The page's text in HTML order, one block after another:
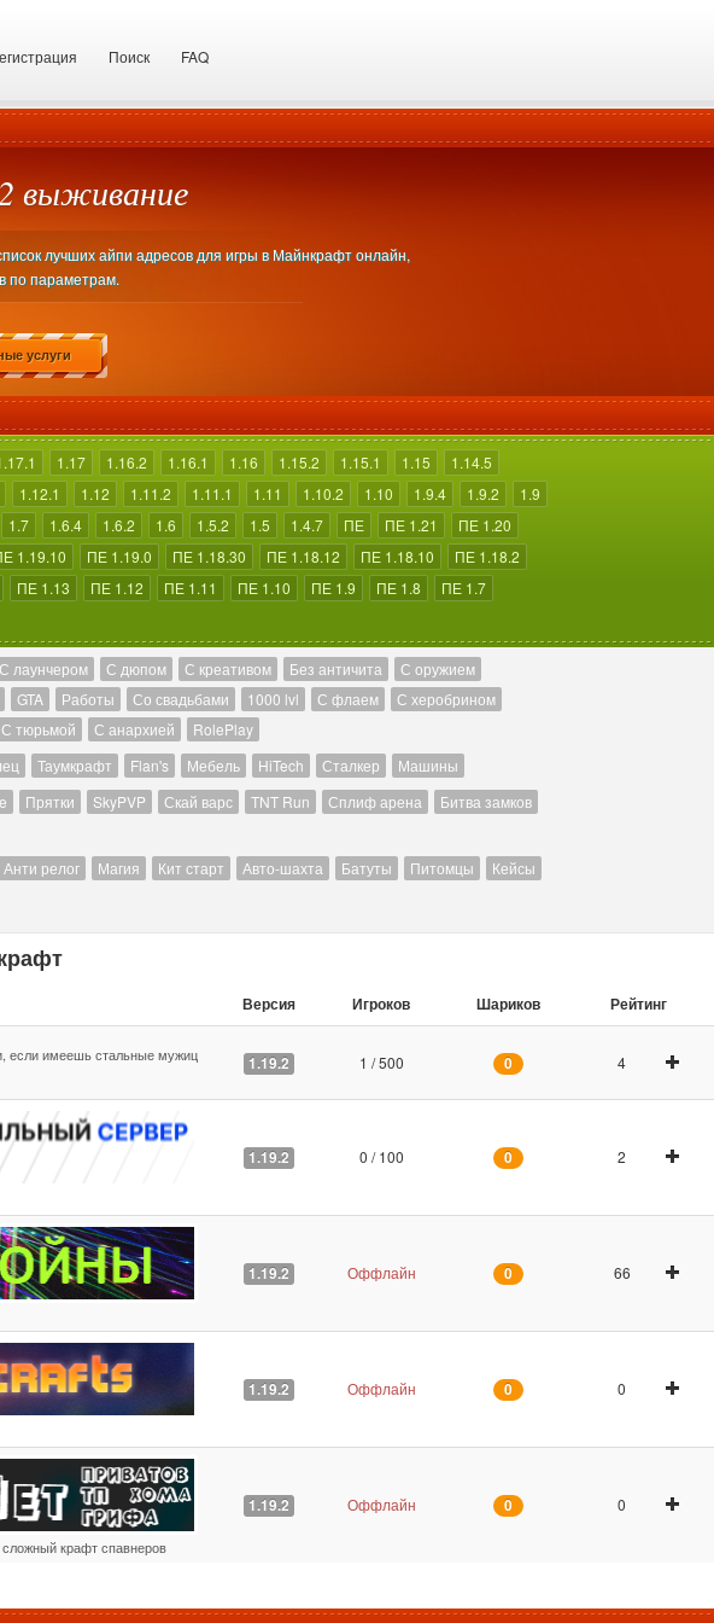
Поиск FAQ
выживание
лучших айпи адресов для игры в Майнкрафт онлайн,
по параметрам.
услуги
1.17 1.16.2 1.16.1 1.16 1.15.2 1.15.1 1.15
1.14.5
1.12.1 1.12 1.11.2 1.11.1 1.11 1.10.2 1.10 1.9.4 1.9.2
1.9
1.7 1.6.4 1.6.2 1.6 1.5.2 1.5 1.4.7 ПЕ ПЕ 1.21
ПЕ 1.20
1.19.10 ПЕ 1.19.0 ПЕ 1.18.30 ПЕ 1.18.12 ПЕ 1.18.10
ПЕ 1.18.2
ПЕ 1.13 ПЕ 1.12 ПЕ 1.11 ПЕ 1.10 ПЕ 1.9 ПЕ 1.8
ПЕ 1.7
С лаунчером С дюпом С креативом Без античита
С оружием
GTA Работы Со свадьбами 1000 lvl С флаем
С херобрином
С тюрьмой С анархией
RolePlay
Таумкрафт Flan's Мебель HiTech Сталкер
Машины
Прятки SkyPVP Скай варс TNT Run Сплиф арена
Битва замков
Анти релог Магия Кит старт Авто-шахта Батуты Питомцы
Кейсы
Версия Игроков Шариков Рейтинг
если имеешь стальные мужиц
1.19.2 1 / 500 0 4
1.19.2 0 / 100 0 2
1.19.2 Оффлайн 0 66
1.19.2 Оффлайн 0 0
крафт спавнеров
1.19.2 Оффлайн 0 0